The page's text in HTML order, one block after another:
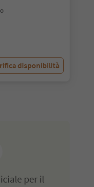
disponibilità
per il